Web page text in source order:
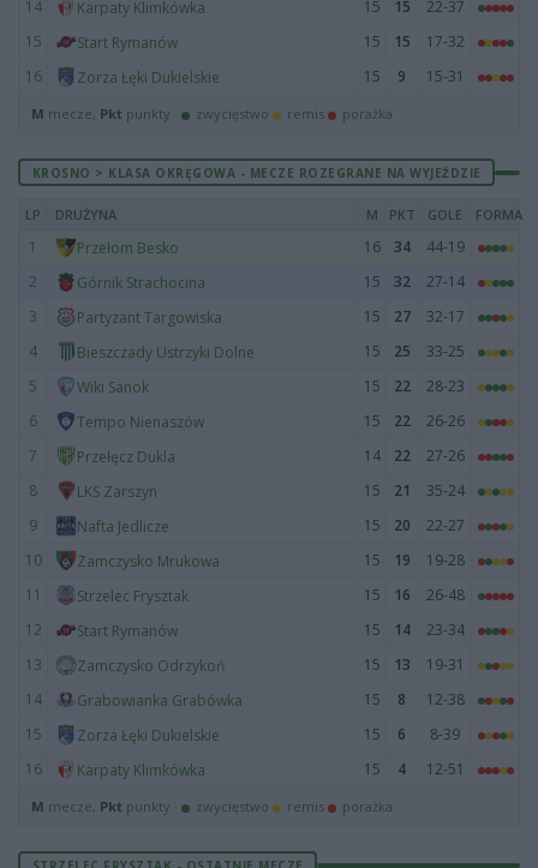
14 Karpaty Klimkówka 15 15
22-37
15
Start Rymanów 15 15
17-32
16
Zorza Łęki Dukielskie 15 9 15-31
M mecze, Pkt punkty · zwycięstwo remis porażka
KROSNO > KLASA OKRĘGOWA - MECZE ROZEGRANE NA WYJEŹDZIE
LP DRUŻYNA M PKT GOLE FORMA
1 Przełom Besko 16 34
44-19
2
Górnik Strachocina 15 32
27-14
3
Partyzant Targowiska 15 27
32-17
4
Bieszczady Ustrzyki Dolne 15 25
33-25
5
Wiki Sanok 15 22
28-23
6
Tempo Nienaszów 15 22
26-26
7
Przełęcz Dukla 14 22
27-26
8
LKS Zarszyn 15 21
35-24
9
Nafta Jedlicze 15 20
22-27
10
Zamczysko Mrukowa 15 19
19-28
11
Strzelec Frysztak 15 16
26-48
12
Start Rymanów 15 14
23-34
13
Zamczysko Odrzykoń 15 13
19-31
14
Grabowianka Grabówka 15 8
12-38
15
Zorza Łęki Dukielskie 15 6
8-39
16
Karpaty Klimkówka 15 4 12-51
M mecze, Pkt punkty · zwycięstwo remis porażka